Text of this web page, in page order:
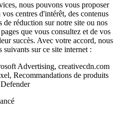
nous pouvons vous proposer
centres d'intérêt, des contenus
de réduction sur notre site ou nos
que vous consultez et de vos
succès. Avec votre accord, nous
suivants sur ce site internet :
Advertising, creativecdn.com
Recommandations de produits